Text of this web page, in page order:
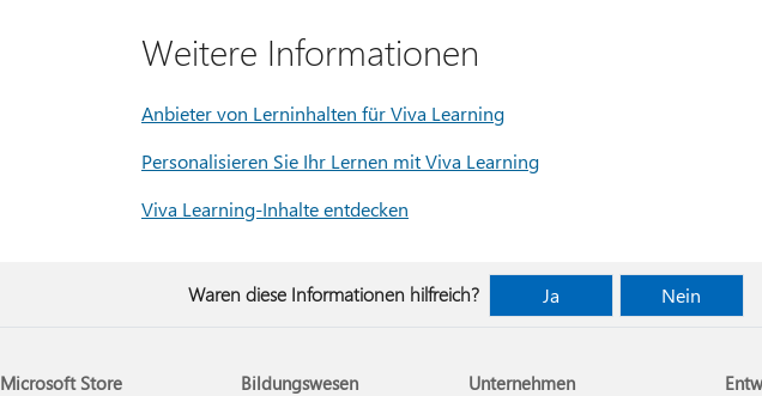
Weitere Informationen
Anbieter von Lerninhalten für Viva Learning
Personalisieren Sie Ihr Lernen mit Viva Learning
Viva Learning-Inhalte entdecken
Waren diese Informationen hilfreich? Ja Nein
Microsoft Store Bildungswesen Unternehmen